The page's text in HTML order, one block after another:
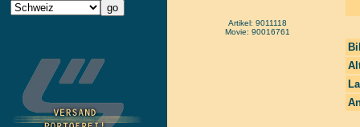
Artikel: 9011118
Movie: 90016761